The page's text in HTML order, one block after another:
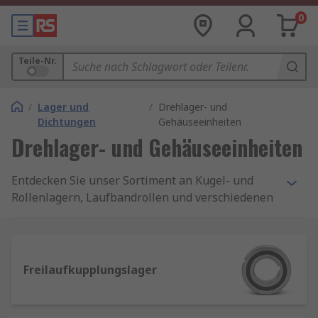
0
Teile-Nr.
/ Lager und
Dichtungen
/ Drehlager- und
Gehäuseeinheiten
Drehlager- und Gehäuseeinheiten
Entdecken Sie unser Sortiment an Kugel- und
Rollenlagern, Laufbandrollen und verschiedenen
namhaften, branchenführenden Herstellern,
darunter SKF, NSK und NMB.
Freilaufkupplungslager